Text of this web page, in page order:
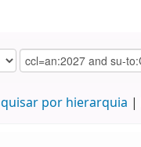
por hierarquia